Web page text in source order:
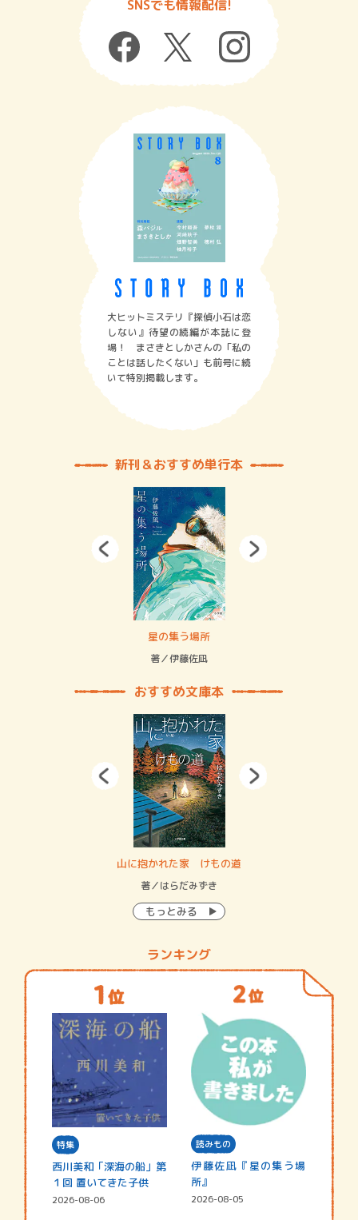
SNSでも情報配信!
大ヒットミステリ『探偵小石は恋
しない』待望の続編が本誌に登
場！ まさきとしかさんの「私の
ことは話したくない」も前号に続
いて特別掲載します。
新刊＆おすすめ単行本
星の集う場所
著／伊藤佐凪
おすすめ文庫本
山に抱かれた家 けもの道
著／はらだみずき
もっとみる
ランキング
特集
西川美和「深海の船」第
１回 置いてきた子供
2026-08-06
読みもの
伊藤佐凪『星の集う場
所』
2026-08-05